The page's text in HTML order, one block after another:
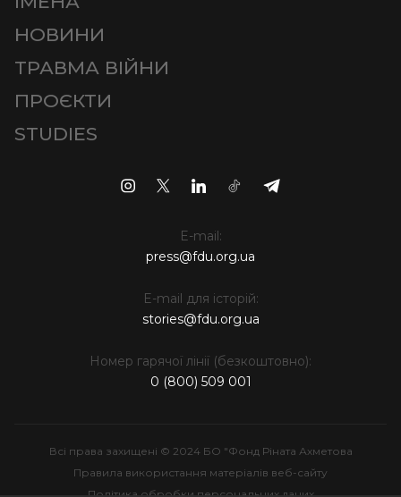
НОВИНИ
ТРАВМА ВІЙНИ
ПРОЄКТИ
STUDIES
E-mail:
press@fdu.org.ua
E-mail для історій:
stories@fdu.org.ua
Номер гарячої лінії (безкоштовно):
0 (800) 509 001
Всі права захищені © 2024 БО "Фонд Ріната Ахметова
Правила використання матеріалів веб-сайту
Політика обробки персональних даних